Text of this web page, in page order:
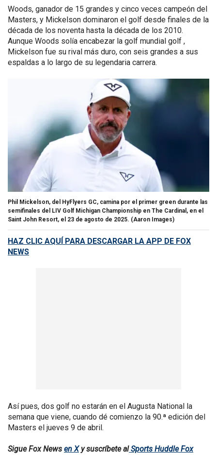
Woods, ganador de 15 grandes y cinco veces campeón del
Masters, y Mickelson dominaron el golf desde finales de la
década de los noventa hasta la década de los 2010.
Aunque Woods solía encabezar la golf mundial golf ,
Mickelson fue su rival más duro, con seis grandes a sus
espaldas a lo largo de su legendaria carrera.
Phil Mickelson, del HyFlyers GC, camina por el primer green durante las
semifinales del LIV Golf Michigan Championship en The Cardinal, en el
Saint John Resort, el 23 de agosto de 2025. (Aaron Images)
HAZ CLIC AQUÍ PARA DESCARGAR LA APP DE FOX
NEWS
Así pues, dos golf no estarán en el Augusta National la
semana que viene, cuando dé comienzo la 90.ª edición del
Masters el jueves 9 de abril.
Sigue Fox News en Xy suscríbete alSports Huddle Fox